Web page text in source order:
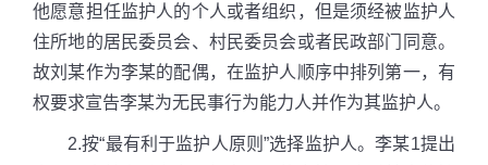
他愿意担任监护人的个人或者组织，但是须经被监护人
住所地的居民委员会、村民委员会或者民政部门同意。
故刘某作为李某的配偶，在监护人顺序中排列第一，有
权要求宣告李某为无民事行为能力人并作为其监护人。
2.按“最有利于监护人原则”选择监护人。李某1提出